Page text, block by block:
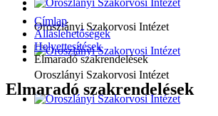
Oroszlányi Szakorvosi Intézet
Oroszlányi Szakorvosi Intézet
Címlap
Álláslehetőségek
Helyettesítések
Elmaradó szakrendelések
Elmaradó szakrendelések